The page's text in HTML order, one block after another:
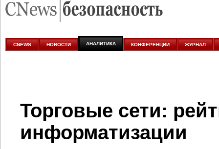
аналитике
CNEWS НОВОСТИ АНАЛИТИКА КОНФЕРЕНЦИИ ЖУРНАЛ
Торговые сети:
информатизации